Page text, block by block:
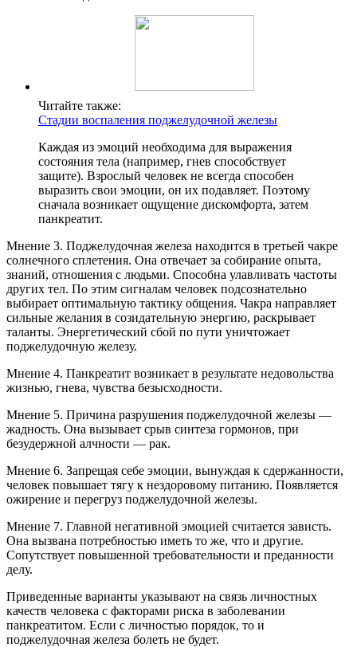
Читайте также:
Стадии воспаления поджелудочной железы
Каждая из эмоций необходима для выражения
состояния тела (например, гнев способствует
защите). Взрослый человек не всегда способен
выразить свои эмоции, он их подавляет. Поэтому
сначала возникает ощущение дискомфорта, затем
панкреатит.
Мнение 3. Поджелудочная железа находится в третьей чакре
солнечного сплетения. Она отвечает за собирание опыта,
знаний, отношения с людьми. Способна улавливать частоты
других тел. По этим сигналам человек подсознательно
выбирает оптимальную тактику общения. Чакра направляет
сильные желания в созидательную энергию, раскрывает
таланты. Энергетический сбой по пути уничтожает
поджелудочную железу.
Мнение 4. Панкреатит возникает в результате недовольства
жизнью, гнева, чувства безысходности.
Мнение 5. Причина разрушения поджелудочной железы —
жадность. Она вызывает срыв синтеза гормонов, при
безудержной алчности — рак.
Мнение 6. Запрещая себе эмоции, вынуждая к сдержанности,
человек повышает тягу к нездоровому питанию. Появляется
ожирение и перегруз поджелудочной железы.
Мнение 7. Главной негативной эмоцией считается зависть.
Она вызвана потребностью иметь то же, что и другие.
Сопутствует повышенной требовательности и преданности
делу.
Приведенные варианты указывают на связь личностных
качеств человека с факторами риска в заболевании
панкреатитом. Если с личностью порядок, то и
поджелудочная железа болеть не будет.